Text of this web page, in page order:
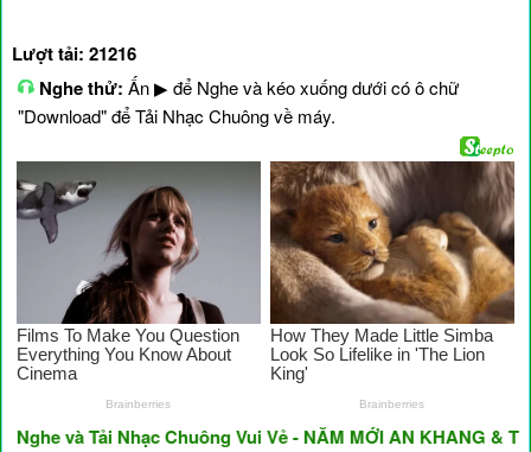
Lượt tải: 21216
Nghe thử: Ấn ▶ để Nghe và kéo xuống dưới có ô chữ
"Download" để Tải Nhạc Chuông về máy.
và Tải Nhạc Chuông Vui Vẻ - NĂM MỚI AN KHANG & THỊNH